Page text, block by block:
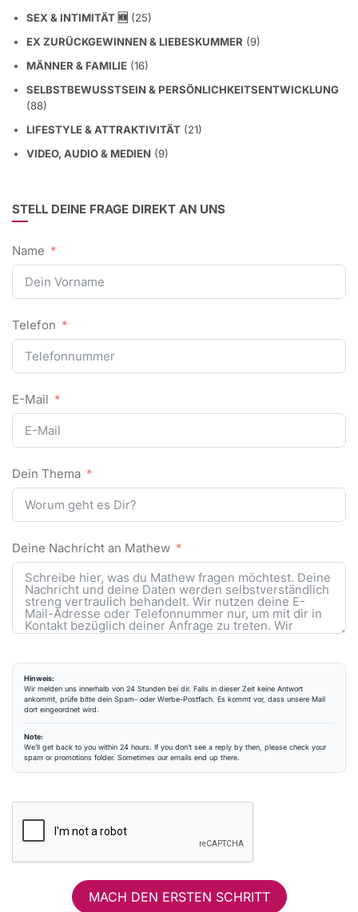
SEX & INTIMITÄT 🆕 (25)
EX ZURÜCKGEWINNEN & LIEBESKUMMER (9)
MÄNNER & FAMILIE (16)
SELBSTBEWUSSTSEIN & PERSÖNLICHKEITSENTWICKLUNG
(88)
LIFESTYLE & ATTRAKTIVITÄT (21)
VIDEO, AUDIO & MEDIEN (9)
STELL DEINE FRAGE DIREKT AN UNS
Name
Telefon
E-Mail
Dein Thema
Deine Nachricht an Mathew
Hinweis:
Wir melden uns innerhalb von 24 Stunden bei dir. Falls in dieser Zeit keine Antwort
ankommt, prüfe bitte dein Spam- oder Werbe-Postfach. Es kommt vor, dass unsere Mail
dort eingeordnet wird.
Note:
We’ll get back to you within 24 hours. If you don’t see a reply by then, please check your
spam or promotions folder. Sometimes our emails end up there.
MACH DEN ERSTEN SCHRITT